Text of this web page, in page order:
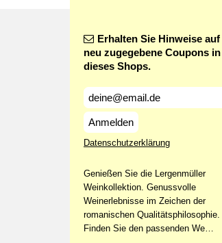
Erhalten Sie Hinweise auf
neu zugegebene Coupons in
dieses Shops.
Anmelden
Datenschutzerklärung
Genießen Sie die Lergenmüller
Weinkollektion. Genussvolle
Weinerlebnisse im Zeichen der
romanischen Qualitätsphilosophie.
Finden Sie den passenden We…